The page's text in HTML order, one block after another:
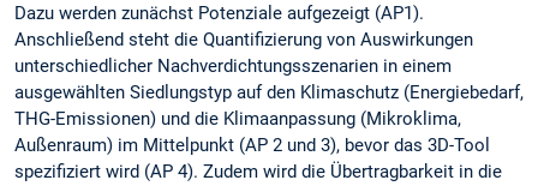
Dazu werden zunächst Potenziale aufgezeigt (AP1).
Anschließend steht die Quantifizierung von Auswirkungen
unterschiedlicher Nachverdichtungsszenarien in einem
ausgewählten Siedlungstyp auf den Klimaschutz (Energiebedarf,
THG-Emissionen) und die Klimaanpassung (Mikroklima,
Außenraum) im Mittelpunkt (AP 2 und 3), bevor das 3D-Tool
spezifiziert wird (AP 4). Zudem wird die Übertragbarkeit in die